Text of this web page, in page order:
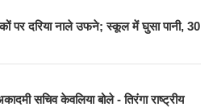
दरिया नाले उफने; स्कूल में घुसा पानी, 30
सचिव केवलिया बोले - तिरंगा राष्ट्रीय